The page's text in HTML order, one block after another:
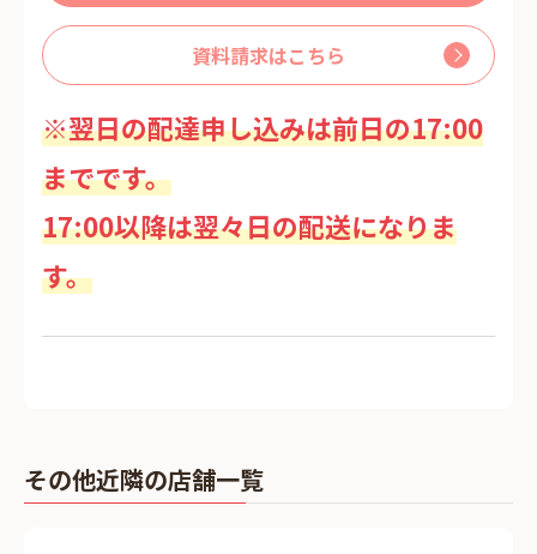
資料請求はこちら
※翌日の配達申し込みは前日の17:00
までです。
17:00以降は翌々日の配送になりま
す。
その他近隣の店舗一覧